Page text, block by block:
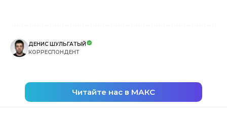
ДЕНИС ШУЛЬГАТЫЙ
КОРРЕСПОНДЕНТ
Читайте нас в МАКС